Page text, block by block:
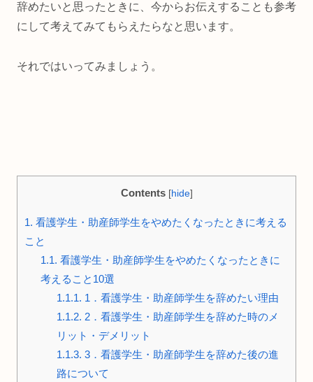
辞めたいと思ったときに、今からお伝えすることも参考
にして考えてみてもらえたらなと思います。
それではいってみましょう。
Contents [hide]
1. 看護学生・助産師学生をやめたくなったときに考える
こと
1.1. 看護学生・助産師学生をやめたくなったときに
考えること10選
1.1.1. 1．看護学生・助産師学生を辞めたい理由
1.1.2. 2．看護学生・助産師学生を辞めた時のメ
リット・デメリット
1.1.3. 3．看護学生・助産師学生を辞めた後の進
路について